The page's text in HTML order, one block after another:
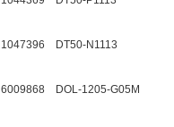
1047396 DT50-N1113
6009868 DOL-1205-G05M